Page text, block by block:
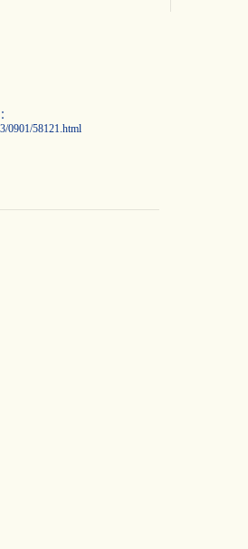
0901/58121.html